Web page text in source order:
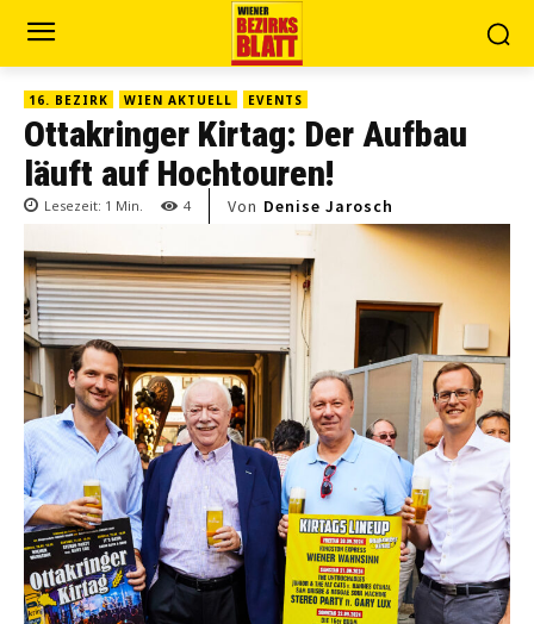
16. BEZIRK WIEN AKTUELL EVENTS
Ottakringer Kirtag: Der Aufbau
läuft auf Hochtouren!
Lesezeit: 1 Min. 4 Von Denise Jarosch